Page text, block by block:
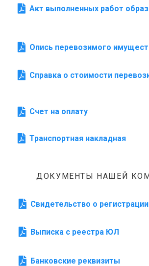
Акт выполненных работ
Опись перевозимого
Справка о стоимости
Счет на оплату
Транспортная накладная
ДОКУМЕНТЫ НАШЕЙ
Свидетельство о
Выписка с реестра ЮЛ
Банковские реквизиты